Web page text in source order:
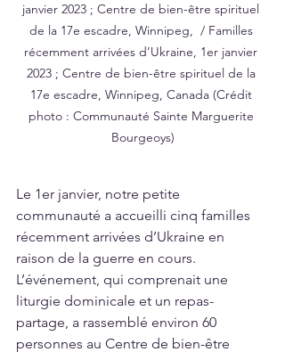
janvier 2023 ; Centre de bien-être spirituel
de la 17e escadre, Winnipeg,  / Familles
récemment arrivées d’Ukraine, 1er janvier
2023 ; Centre de bien-être spirituel de la
17e escadre, Winnipeg, Canada (Crédit
photo : Communauté Sainte Marguerite
Bourgeoys)
Le 1er janvier, notre petite
communauté a accueilli cinq familles
récemment arrivées d’Ukraine en
raison de la guerre en cours.
L’événement, qui comprenait une
liturgie dominicale et un repas-
partage, a rassemblé environ 60
personnes au Centre de bien-être